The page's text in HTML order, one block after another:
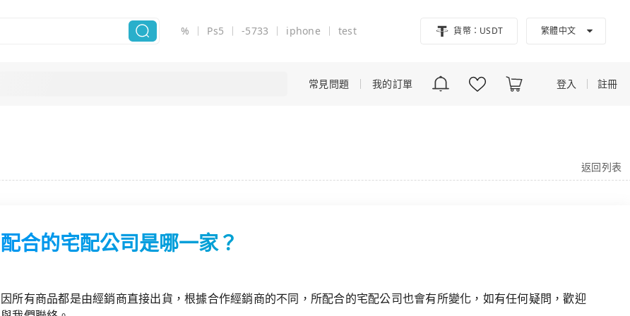
% Ps5 -5733 iphone test 貨幣：USDT 繁體中文
常見問題 我的訂單 登入 註冊
返回列表
配合的宅配公司是哪一家？
因所有商品都是由經銷商直接出貨，根據合作經銷商的不同，所配合的宅配公司也會有所變化，如有任何疑問，歡迎